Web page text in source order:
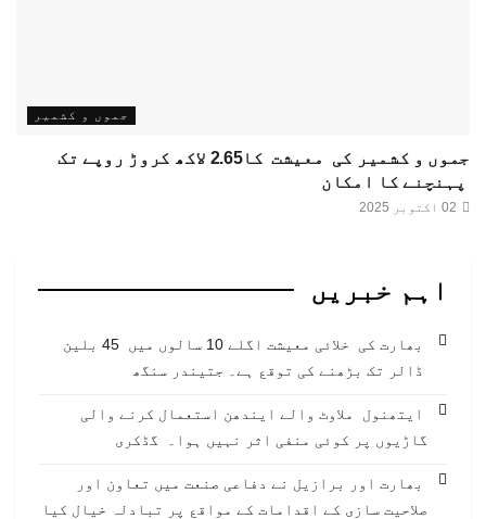
جموں و کشمیر
جموں و کشمیر کی معیشت کا2.65 لاکھ کروڑ روپے تک
پہنچنے کا امکان
اہم خبریں
بھارت کی خلائی معیشت اگلے 10 سالوں میں 45 بلین
ڈالر تک بڑھنے کی توقع ہے۔ جتیندر سنگھ
ایتھنول ملاوٹ والے ایندھن استعمال کرنے والی
گاڑیوں پر کوئی منفی اثر نہیں ہوا۔ گڈکری
بھارت اور برازیل نے دفاعی صنعت میں تعاون اور
صلاحیت سازی کے اقدامات کے مواقع پر تبادلہ خیال کیا